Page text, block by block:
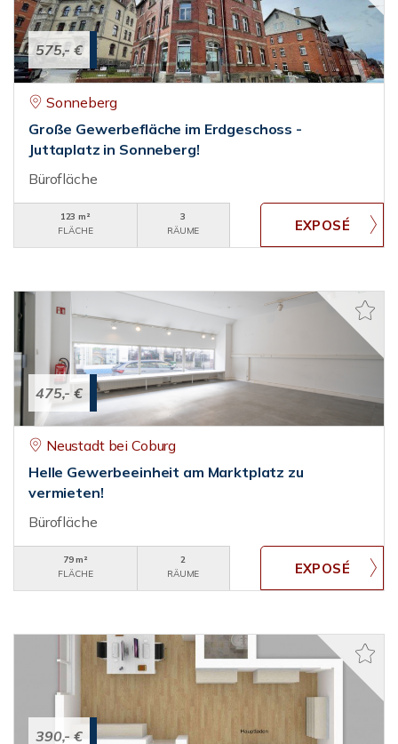
575,- €
Sonneberg
Große Gewerbefläche im Erdgeschoss -
Juttaplatz in Sonneberg!
Bürofläche
123 m²
FLÄCHE
3
RÄUME
475,- €
Neustadt bei Coburg
Helle Gewerbeeinheit am Marktplatz zu
vermieten!
Bürofläche
79 m²
FLÄCHE
2
RÄUME
390,- €